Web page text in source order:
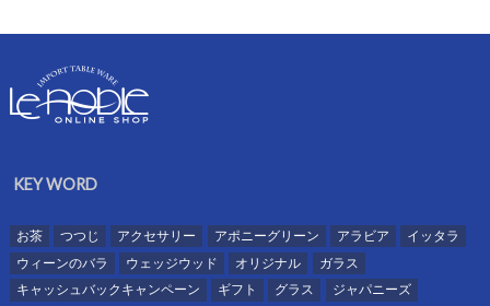
KEY WORD
お茶 つつじ アクセサリー アポニーグリーン アラビア
イッタラ
ウィーンのバラ
ウェッジウッド オリジナル
ガラス
キャッシュバックキャンペーン
ギフト グラス
ジャパニーズ